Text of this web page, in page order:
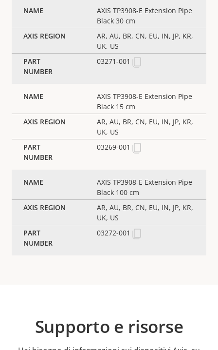
AXIS TP3908-E Extension Pipe
Black 30 cm
AR, AU, BR, CN, EU, IN, JP, KR,
UK, US
03271-001
AXIS TP3908-E Extension Pipe
Black 15 cm
AR, AU, BR, CN, EU, IN, JP, KR,
UK, US
03269-001
AXIS TP3908-E Extension Pipe
Black 100 cm
AR, AU, BR, CN, EU, IN, JP, KR,
UK, US
03272-001
Supporto e risorse